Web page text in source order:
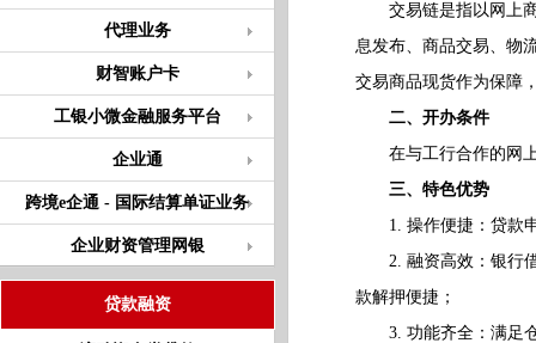
代理业务
财智账户卡
工银小微金融服务平台
企业通
跨境e企通 - 国际结算单证业务
企业财资管理网银
贷款融资
交易链是指以网上商
息发布、商品交易、物
交易商品现货作为保障
二、开办条件
在与工行合作的网上
三、特色优势
1. 操作便捷：贷款申
2. 融资高效：银行借
款解押便捷；
3. 功能齐全：满足仓